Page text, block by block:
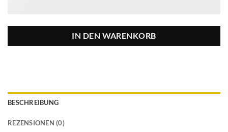
IN DEN WARENKORB
BESCHREIBUNG
REZENSIONEN (0)